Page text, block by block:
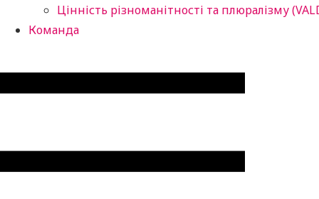
Цінність різноманітності та плюралізму
Команда